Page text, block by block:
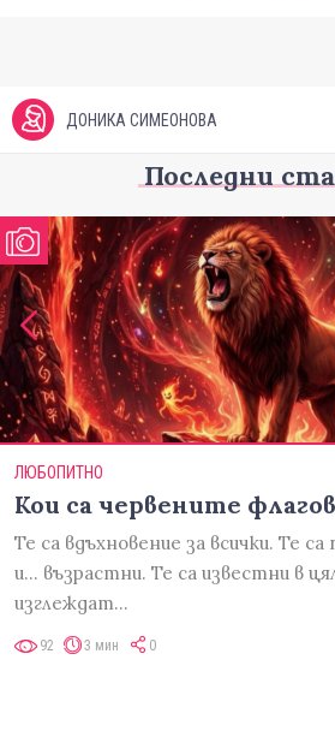
ДОНИКА СИМЕОНОВА
Последни
ЛЮБОПИТНО
Кои са червените
Те са вдъхновение за всички. Те са
и... възрастни. Те са известни в
изглеждат…
92 3 мин 0